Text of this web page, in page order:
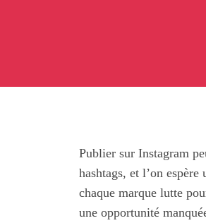
Publier sur Instagram
hashtags, et l’on
chaque marque lutte
une opportunité